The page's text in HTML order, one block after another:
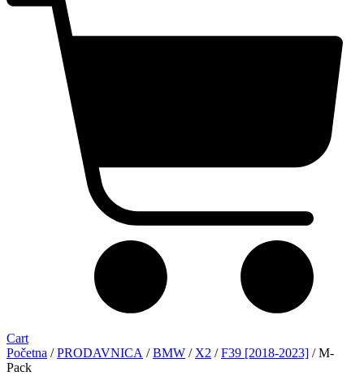
Cart
Početna /PRODAVNICA /BMW / X2 /F39 [2018-2023] / M-
Pack